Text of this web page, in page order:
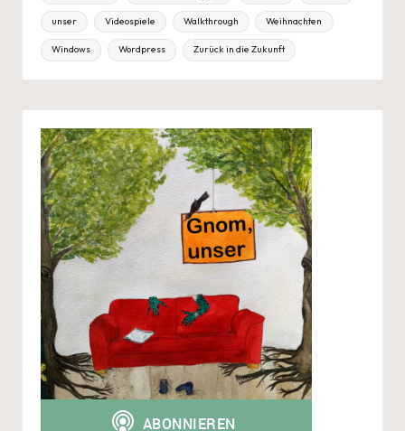
unser Videospiele Walkthrough Weihnachten
Windows Wordpress Zurück in die Zukunft